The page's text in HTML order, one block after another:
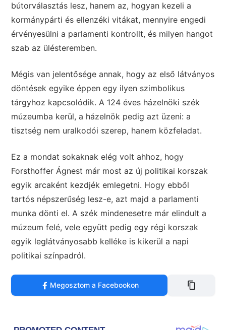
bútorválasztás lesz, hanem az, hogyan kezeli a
kormánypárti és ellenzéki vitákat, mennyire engedi
érvényesülni a parlamenti kontrollt, és milyen hangot
szab az ülésteremben.
Mégis van jelentősége annak, hogy az első látványos
döntések egyike éppen egy ilyen szimbolikus
tárgyhoz kapcsolódik. A 124 éves házelnöki szék
múzeumba kerül, a házelnök pedig azt üzeni: a
tisztség nem uralkodói szerep, hanem közfeladat.
Ez a mondat sokaknak elég volt ahhoz, hogy
Forsthoffer Ágnest már most az új politikai korszak
egyik arcaként kezdjék emlegetni. Hogy ebből
tartós népszerűség lesz-e, azt majd a parlamenti
munka dönti el. A szék mindenesetre már elindult a
múzeum felé, vele együtt pedig egy régi korszak
egyik leglátványosabb kelléke is kikerül a napi
politikai színpadról.
Megosztom a Facebookon